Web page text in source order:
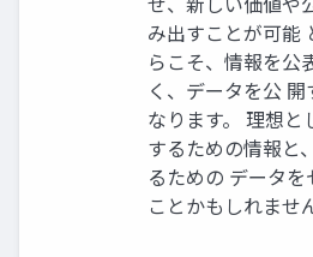
み出すことが可能
らこそ、情報を公
く、データを公
なります。 理想
するための情報と
るための データ
ことかもしれませ